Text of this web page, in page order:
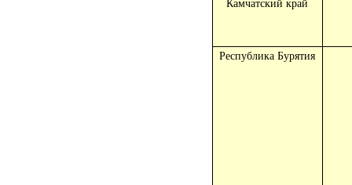
Камчатский край
Республика Бурятия